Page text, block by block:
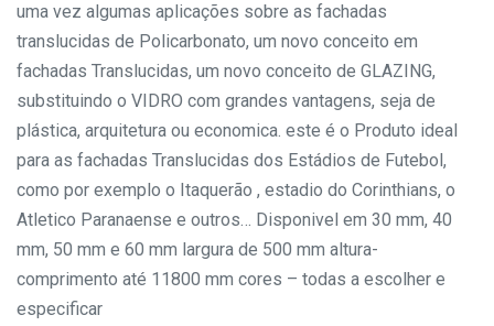
uma vez algumas aplicações sobre as fachadas
translucidas de Policarbonato, um novo conceito em
fachadas Translucidas, um novo conceito de GLAZING,
substituindo o VIDRO com grandes vantagens, seja de
plástica, arquitetura ou economica. este é o Produto ideal
para as fachadas Translucidas dos Estádios de Futebol,
como por exemplo o Itaquerão , estadio do Corinthians, o
Atletico Paranaense e outros… Disponivel em 30 mm, 40
mm, 50 mm e 60 mm largura de 500 mm altura-
comprimento até 11800 mm cores – todas a escolher e
especificar